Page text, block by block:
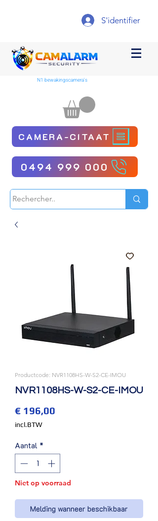
S'identifier
N1 bewakingscamera's
CAMERA-CITAAT
0494 999 000
Productcode: NVR1108HS-W-S2-CE-IMOU
NVR1108HS-W-S2-CE-IMOU
€ 196,00
incl.BTW
Aantal *
Niet op voorraad
Melding wanneer beschikbaar